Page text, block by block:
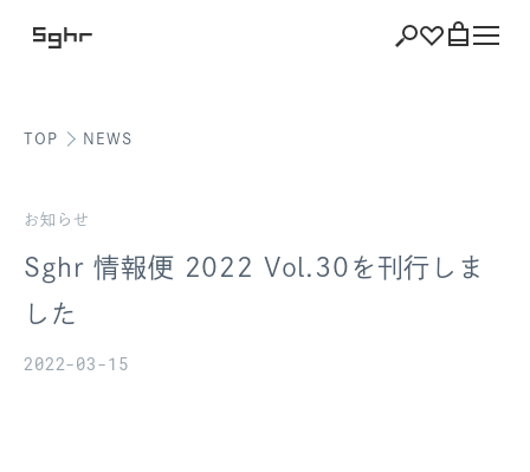
ショッピング
TOP NEWS
お知らせ
Sghr 情報便 2022 Vol.30を刊行しま
した
2022-03-15